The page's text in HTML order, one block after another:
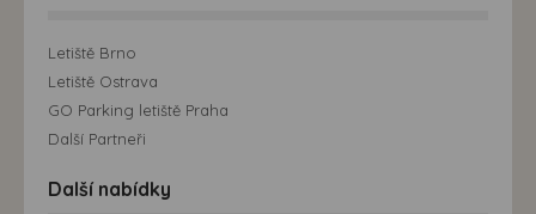
Letiště Brno
Letiště Ostrava
GO Parking letiště Praha
Další Partneři
Další nabídky